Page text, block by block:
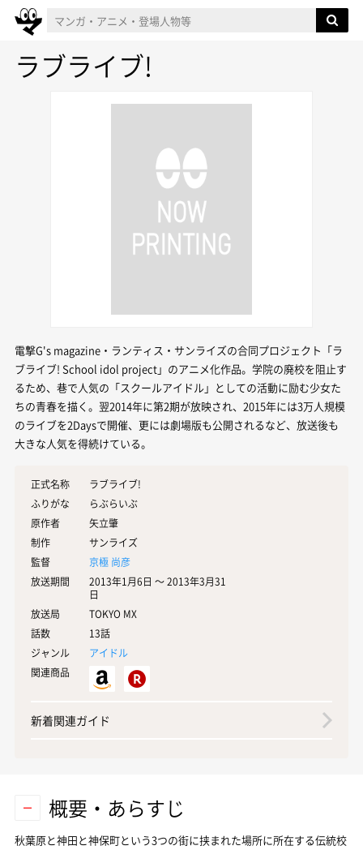
ラブライブ!
電撃G's magazine・ランティス・サンライズの合同プロジェクト「ラ
ブライブ! School idol project」のアニメ化作品。学院の廃校を阻止す
るため、巷で人気の「スクールアイドル」としての活動に励む少女た
ちの青春を描く。翌2014年に第2期が放映され、2015年には3万人規模
のライブを2Daysで開催、更には劇場版も公開されるなど、放送後も
大きな人気を得続けている。
正式名称
ラブライブ!
ふりがな
らぶらいぶ
原作者
矢立肇
制作
サンライズ
監督
京極 尚彦
放送期間
2013年1月6日 〜 2013年3月31
日
放送局
TOKYO MX
話数
13話
ジャンル
アイドル
関連商品
新着関連ガイド
概要・あらすじ
秋葉原と神田と神保町という3つの街に挟まれた場所に所在する伝統校